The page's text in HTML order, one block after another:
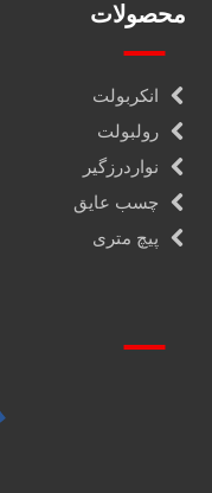
محصولات
انکربولت
رولبولت
نواردرزگیر
چسب عایق
پیچ متری